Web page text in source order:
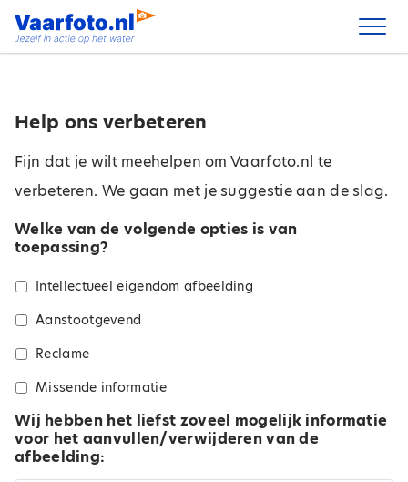
Spring
naar
Help ons verbeteren
Fijn dat je wilt meehelpen om Vaarfoto.nl te
verbeteren. We gaan met je suggestie aan de slag.
Welke van de volgende opties is van
toepassing?
Intellectueel eigendom afbeelding
Aanstootgevend
Reclame
Missende informatie
Wij hebben het liefst zoveel mogelijk informatie
voor het aanvullen/verwijderen van de
afbeelding: